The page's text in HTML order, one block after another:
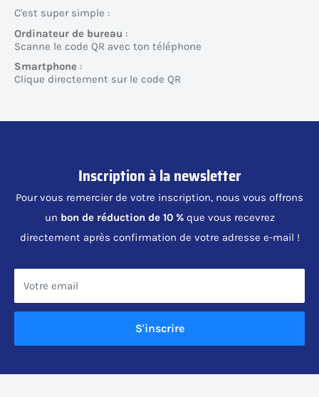
C'est super simple :
Ordinateur de bureau :
Scanne le code QR avec ton téléphone
Smartphone :
Clique directement sur le code QR
Inscription à la newsletter
Pour vous remercier de votre inscription, nous vous offrons
un bon de réduction de 10 %que vous recevrez
directement après confirmation de votre adresse e-mail !
Votre email
S'inscrire